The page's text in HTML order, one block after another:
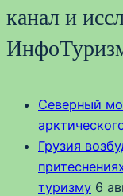
канал и
Северный
Грузия
туризму 6